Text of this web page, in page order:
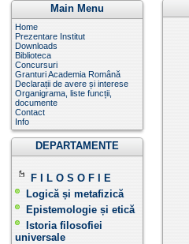
Main Menu
Home
Prezentare Institut
Downloads
Biblioteca
Concursuri
Granturi Academia Română
Declarații de avere și interese
Organigrama, liste funcții,
documente
Contact
Info
DEPARTAMENTE
F I L O S O F I E
Logică și metafizică
Epistemologie și etică
Istoria filosofiei
universale